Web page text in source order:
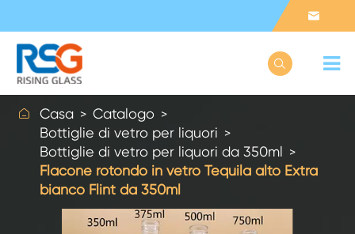


 Casa
Catalogo
Bottiglie di vetro per liquori
Bottiglie di vetro per liquori da 350ml
Flacone rotondo in vetro Tequila alto Extra
bianco Flint da 350ml